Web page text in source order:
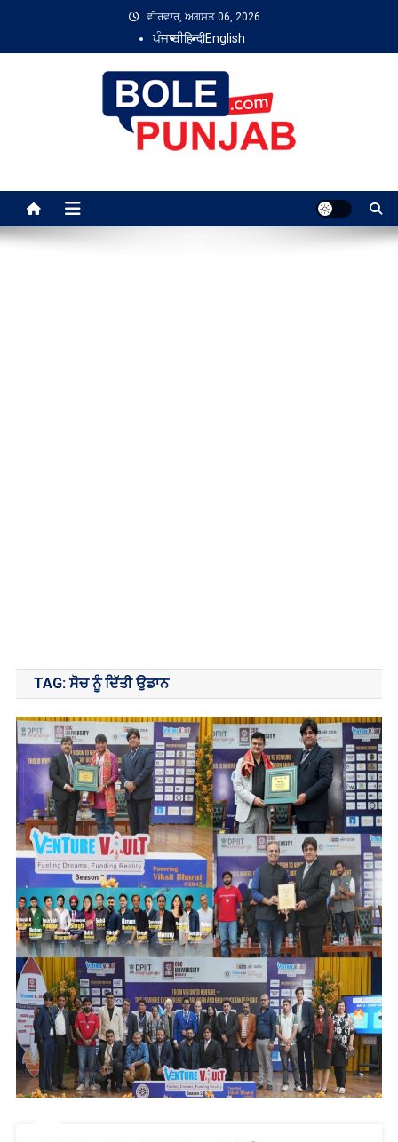
content
ਵੀਰਵਾਰ, ਅਗਸਤ 06, 2026
ਪੰਜਾਬੀहिन्दीEnglish
TAG:ਸੋਚ ਨੂੰ ਦਿੱਤੀ ਉਡਾਨ